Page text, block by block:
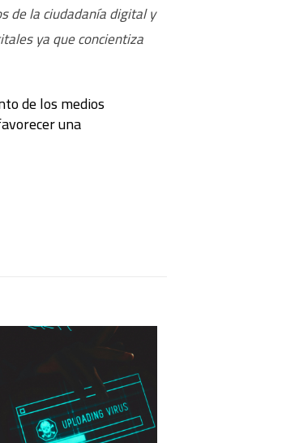
de la ciudadanía digital y
ya que concientiza
de los medios
una